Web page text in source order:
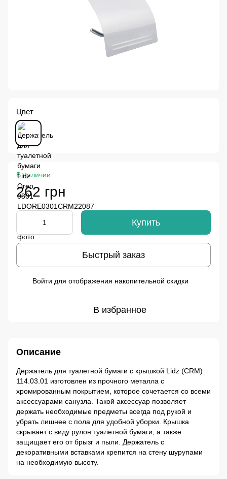
Цвет
В наличии
262 грн
Купить
Быстрый заказ
Войти для отображения накопительной скидки
В избранное
Описание
Держатель для туалетной бумаги с крышкой Lidz (CRM)
114.03.01 изготовлен из прочного металла с
хромированным покрытием, которое сочетается со всеми
аксессуарами санузла. Такой аксессуар позволяет
держать необходимые предметы всегда под рукой и
убрать лишнее с пола для удобной уборки. Крышка
скрывает с виду рулон туалетной бумаги, а также
защищает его от брызг и пыли. Держатель с
декоративными вставками крепится на стену шурупами
на необходимую высоту.